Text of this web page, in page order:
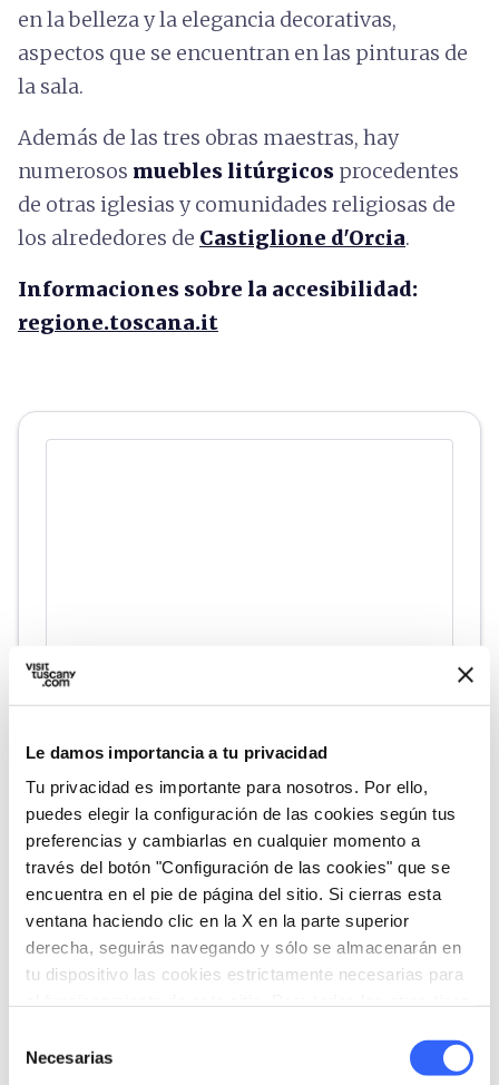
Le damos importancia a tu privacidad
Tu privacidad es importante para nosotros. Por ello,
puedes elegir la configuración de las cookies según tus
preferencias y cambiarlas en cualquier momento a
través del botón "Configuración de las cookies" que se
encuentra en el pie de página del sitio. Si cierras esta
ventana haciendo clic en la X en la parte superior
derecha, seguirás navegando y sólo se almacenarán en
tu dispositivo las cookies estrictamente necesarias para
Necesarias
en la belleza y la elegancia decorativas,
aspectos que se encuentran en las pinturas de
la sala.
Además de las tres obras maestras, hay
numerosos muebles litúrgicos procedentes
de otras iglesias y comunidades religiosas de
los alrededores de Castiglione d'Orcia.
Informaciones sobre la accesibilidad:
regione.toscana.it
directions Indicaciones
Informaciones
home Dónde
Sala d'arte San Giovanni
Via S. Giovanni, 8, 53023 Castiglione
d'Orcia SI, Italia
language Pagina web
https://www.museisenesi.org/museo/sal
ano/